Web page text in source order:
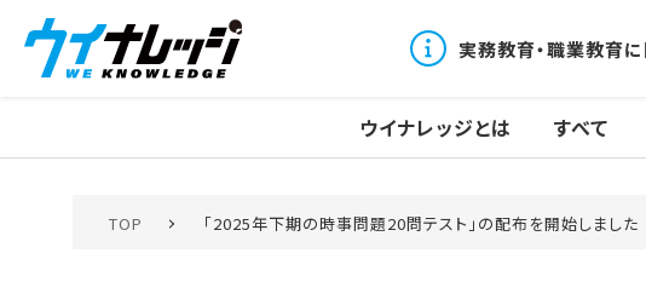
実務教育・職業教育
ウイナレッジとは すべて
TOP 「2025年下期の時事問題20問テスト」の配布を開始しました